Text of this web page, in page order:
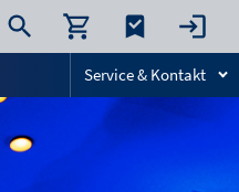
Service & Kontakt